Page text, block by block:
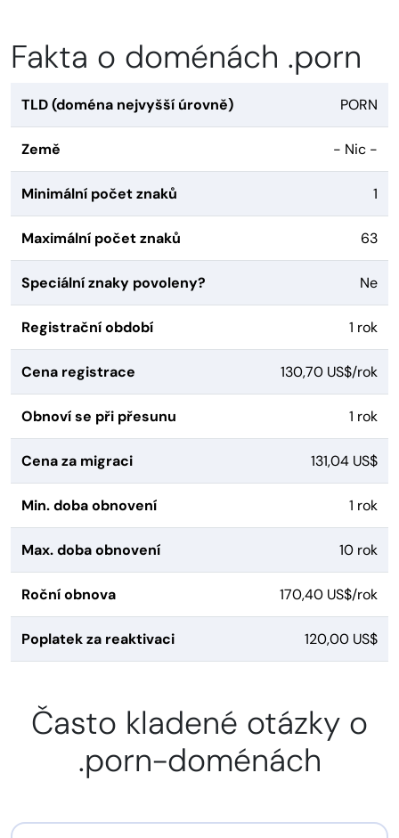
Fakta o doménách .porn
TLD (doména nejvyšší úrovně) PORN
Země - Nic -
Minimální počet znaků 1
Maximální počet znaků 63
Speciální znaky povoleny? Ne
Registrační období 1 rok
Cena registrace 130,70 US$/rok
Obnoví se při přesunu 1 rok
Cena za migraci 131,04 US$
Min. doba obnovení 1 rok
Max. doba obnovení 10 rok
Roční obnova 170,40 US$/rok
Poplatek za reaktivaci 120,00 US$
Často kladené otázky o
.porn-doménách